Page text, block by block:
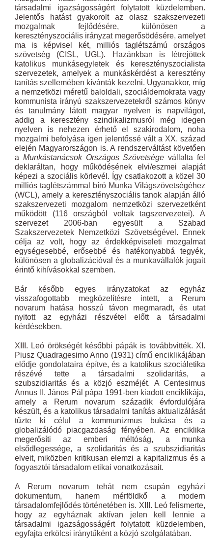
társadalmi igazságosságért folytatott küzdelemben.
Jelentős hatást gyakorolt az olasz szakszervezeti
mozgalmak fejlődésére, különösen a
keresztényszociális irányzat megerősödésére, amelyet
ma is képvisel két, milliós taglétszámú országos
szövetség (CISL, UGL).
Hazánkban is létrejöttek
katolikus munkásegyletek és keresztényszocialista
szervezetek, amelyek a munkáskérdést a keresztény
tanítás szellemében kívánták kezelni. Ugyanakkor, míg
a nemzetközi méretű baloldali, szociáldemokrata vagy
kommunista irányú szakszervezetekről számos könyv
és tanulmány látott magyar nyelven is napvilágot,
addig a keresztény szindikalizmusról még idegen
nyelven is nehezen érhető el szakirodalom, noha
mozgalmi befolyása igen jelentőssé vált a XX. század
elején Magyarországon is. A rendszerváltást követően
a Munkástanácsok Országos Szövetsége vállalta fel
deklaráltan, hogy működésének elvi/eszmei alapját
képezi a szociális körlevél. Így csatlakozott a közel 30
milliós taglétszámmal bíró Munka Világszövetségéhez
(WCL), amely a keresztényszociális tanok alapján álló
szakszervezeti mozgalom nemzetközi szervezetként
működött (116 országból voltak tagszervezetei). A
szervezet 2006-ban egyesült a Szabad
Szakszervezetek Nemzetközi Szövetségével. Ennek
célja az volt, hogy az érdekképviseleti mozgalmat
egységesebbé, erősebbé és hatékonyabbá tegyék,
különösen a globalizációval és a munkavállalók jogait
érintő kihívásokkal szemben.
Bár később egyes irányzatokat az egyház
visszafogottabb megközelítésre intett, a Rerum
novarum hatása hosszú távon megmaradt, és utat
nyitott az egyházi részvétel előtt a társadalmi
kérdésekben.
XIII. Leó örökségét későbbi pápák is továbbvitték. XI.
Piusz Quadragesimo Anno (1931) című enciklikájában
elődje gondolataira építve, és a katolikus szociáletika
részévé tette a társadalmi szolidaritás, a
szubszidiaritás és a közjó eszméjét. A Centesimus
Annus II. János Pál pápa 1991-ben kiadott enciklikája,
amely a Rerum novarum századik évfordulójára
készült, és a katolikus társadalmi tanítás aktualizálását
tűzte ki célul a kommunizmus bukása és a
globalizálódó piacgazdaság fényében. Az enciklika
megerősíti az emberi méltóság, a munka
elsődlegessége, a szolidaritás és a szubszidiaritás
elveit, miközben kritikusan elemzi a kapitalizmus és a
fogyasztói társadalom etikai vonatkozásait.
A Rerum novarum tehát nem csupán egyházi
dokumentum, hanem mérföldkő a modern
társadalomfejlődés történetében is. XIII. Leó felismerte,
hogy az egyháznak aktívan jelen kell lennie a
társadalmi igazságosságért folytatott küzdelemben,
egyfajta erkölcsi iránytűként a közjó szolgálatában.